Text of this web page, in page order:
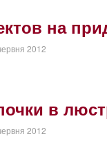
на
2012
в
2012